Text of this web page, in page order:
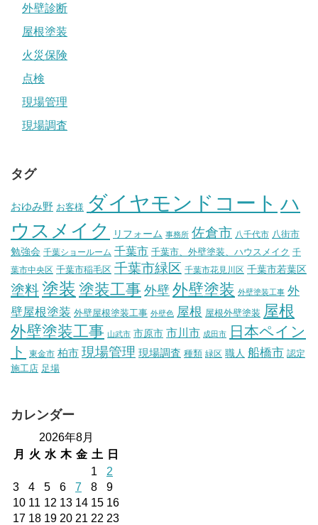
外壁診断
屋根塗装
火災保険
点検
現場管理
現場調査
タグ
おゆみ野 お客様 ダイヤモンドコート ハ
ウスメイク
リフォーム 事務所 佐倉市 八千代市 八街市
勉強会 千葉ショールーム 千葉市 千葉市、外壁塗装、ハウスメイク 千
葉市中央区 千葉市稲毛区 千葉市緑区 千葉市花見川区 千葉市若葉区
塗料塗装 塗装工事 外壁 外壁塗装 外壁塗装工事 外
壁屋根塗装 外壁屋根塗装工事 外壁色 屋根 屋根外壁塗装 屋根
外壁塗装工事 山武市 市原市 市川市 成田市
日本ペイン
ト
東金市 柏市 現場管理 現場調査 種類 緑区 職人 船橋市 認定
施工店 足場
カレンダー
2026年8月
月
火 水 木 金 土
日
1
2
3
4 5 6 7 8
9
10 11 12 13 14 15 16
17 18 19 20 21 22 23